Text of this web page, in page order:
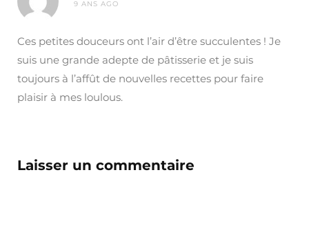
9 ANS AGO
Ces petites douceurs ont l’air d’être succulentes ! Je
suis une grande adepte de pâtisserie et je suis
toujours à l’affût de nouvelles recettes pour faire
plaisir à mes loulous.
Laisser un commentaire